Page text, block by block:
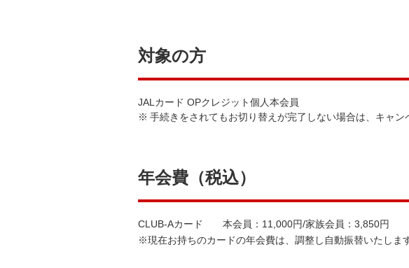
対象の方
JALカード OPクレジット個人本会員
※ 手続きをされてもお切り替えが完了しない場合は、キャン
年会費（税込）
CLUB-Aカード 本会員：11,000円/家族会員：3,850円
※現在お持ちのカードの年会費は、調整し自動振替いたします